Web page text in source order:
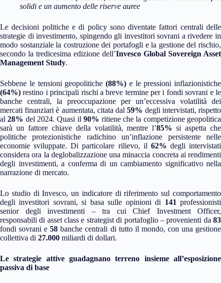
solidi e un aumento delle riserve auree
Le decisioni politiche e di policy sono diventate fattori centrali delle
strategie di investimento, spingendo gli investitori sovrani a rivedere in
modo sostanziale la costruzione dei portafogli e la gestione del rischio,
secondo la tredicesima edizione dell’Invesco Global Sovereign Asset
Management Study.
Sebbene le tensioni geopolitiche (88%) e le pressioni inflazionistiche
(64%) restino i principali rischi a breve termine per i fondi sovrani e le
banche centrali, la preoccupazione per un’eccessiva volatilità dei
mercati finanziari è aumentata, citata dal59% degli intervistati, rispetto
al28% del 2024. Quasi il90% ritiene che la competizione geopolitica
sarà un fattore chiave della volatilità, mentre l’85%si aspetta che
politiche protezionistiche radichino un’inflazione persistente nelle
economie sviluppate. Di particolare rilievo, il 62% degli intervistati
considera ora la deglobalizzazione una minaccia concreta ai rendimenti
degli investimenti, a conferma di un cambiamento significativo nella
narrazione di mercato.
Lo studio di Invesco, un indicatore di riferimento sul comportamento
degli investitori sovrani, si basa sulle opinioni di 141 professionisti
senior degli investimenti – tra cui Chief Investment Officer,
responsabili di asset class e strategist di portafoglio – provenienti da 83
fondi sovrani e58 banche centrali di tutto il mondo, con una gestione
collettiva di 27.000 miliardi di dollari.
Le strategie attive guadagnano terreno insieme all’esposizione
passiva di base